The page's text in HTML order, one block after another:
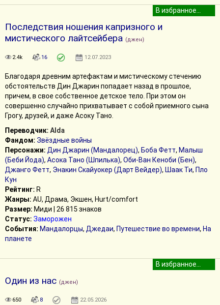
Последствия ношения капризного и
мистического лайтсейбера (джен)
2.4k 16 12.07.2023
Благодаря древним артефактам и мистическому стечению
обстоятельств Дин Джарин попадает назад в прошлое,
причем, в свое собственное детское тело. При этом он
совершенно случайно прихватывает с собой приемного сына
Грогу, друзей, и даже Асоку Тано.
Переводчик: Alda
Фандом: Звёздные войны
Персонажи: Дин Джарин (Мандалорец), Боба Фетт, Малыш
(Беби Йода), Асока Тано (Шпилька), Оби-Ван Кеноби (Бен),
Джанго Фетт, Энакин Скайуокер (Дарт Вейдер), Шаак Ти, Пло
Кун
Рейтинг: R
Жанры: AU, Драма, Экшен, Hurt/comfort
Размер: Миди | 26 815 знаков
Статус: Заморожен
События: Мандалорцы, Джедаи, Путешествие во времени, На
планете
Один из нас (джен)
650 8 22.05.2026